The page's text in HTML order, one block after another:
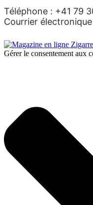
Téléphone : +41 79
Courrier
Gérer le consentement aux